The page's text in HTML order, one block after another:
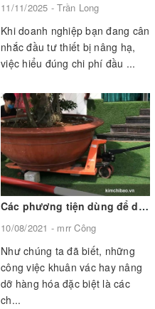
11/11/2025 - Trần Long
Khi doanh nghiệp bạn đang cân
nhắc đầu tư thiết bị nâng hạ,
việc hiểu đúng chi phí đầu ...
Các phương tiện dùng để di chuyển, nâng hạ cây cảnh
10/08/2021 - mrr Công
Như chúng ta đã biết, những
công việc khuân vác hay nâng
dỡ hàng hóa đặc biệt là các
ch...